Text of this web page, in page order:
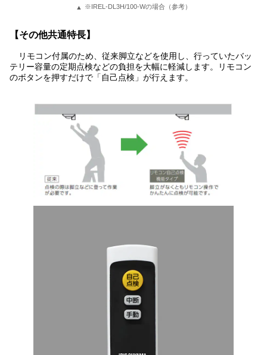
※IREL-DL3H/100-Wの場合（参考）
【その他共通特長】
リモコン付属のため、従来脚立などを使用し、行っていたバッ
テリー容量の定期点検などの負担を大幅に軽減します。リモコン
のボタンを押すだけで「自己点検」が行えます。